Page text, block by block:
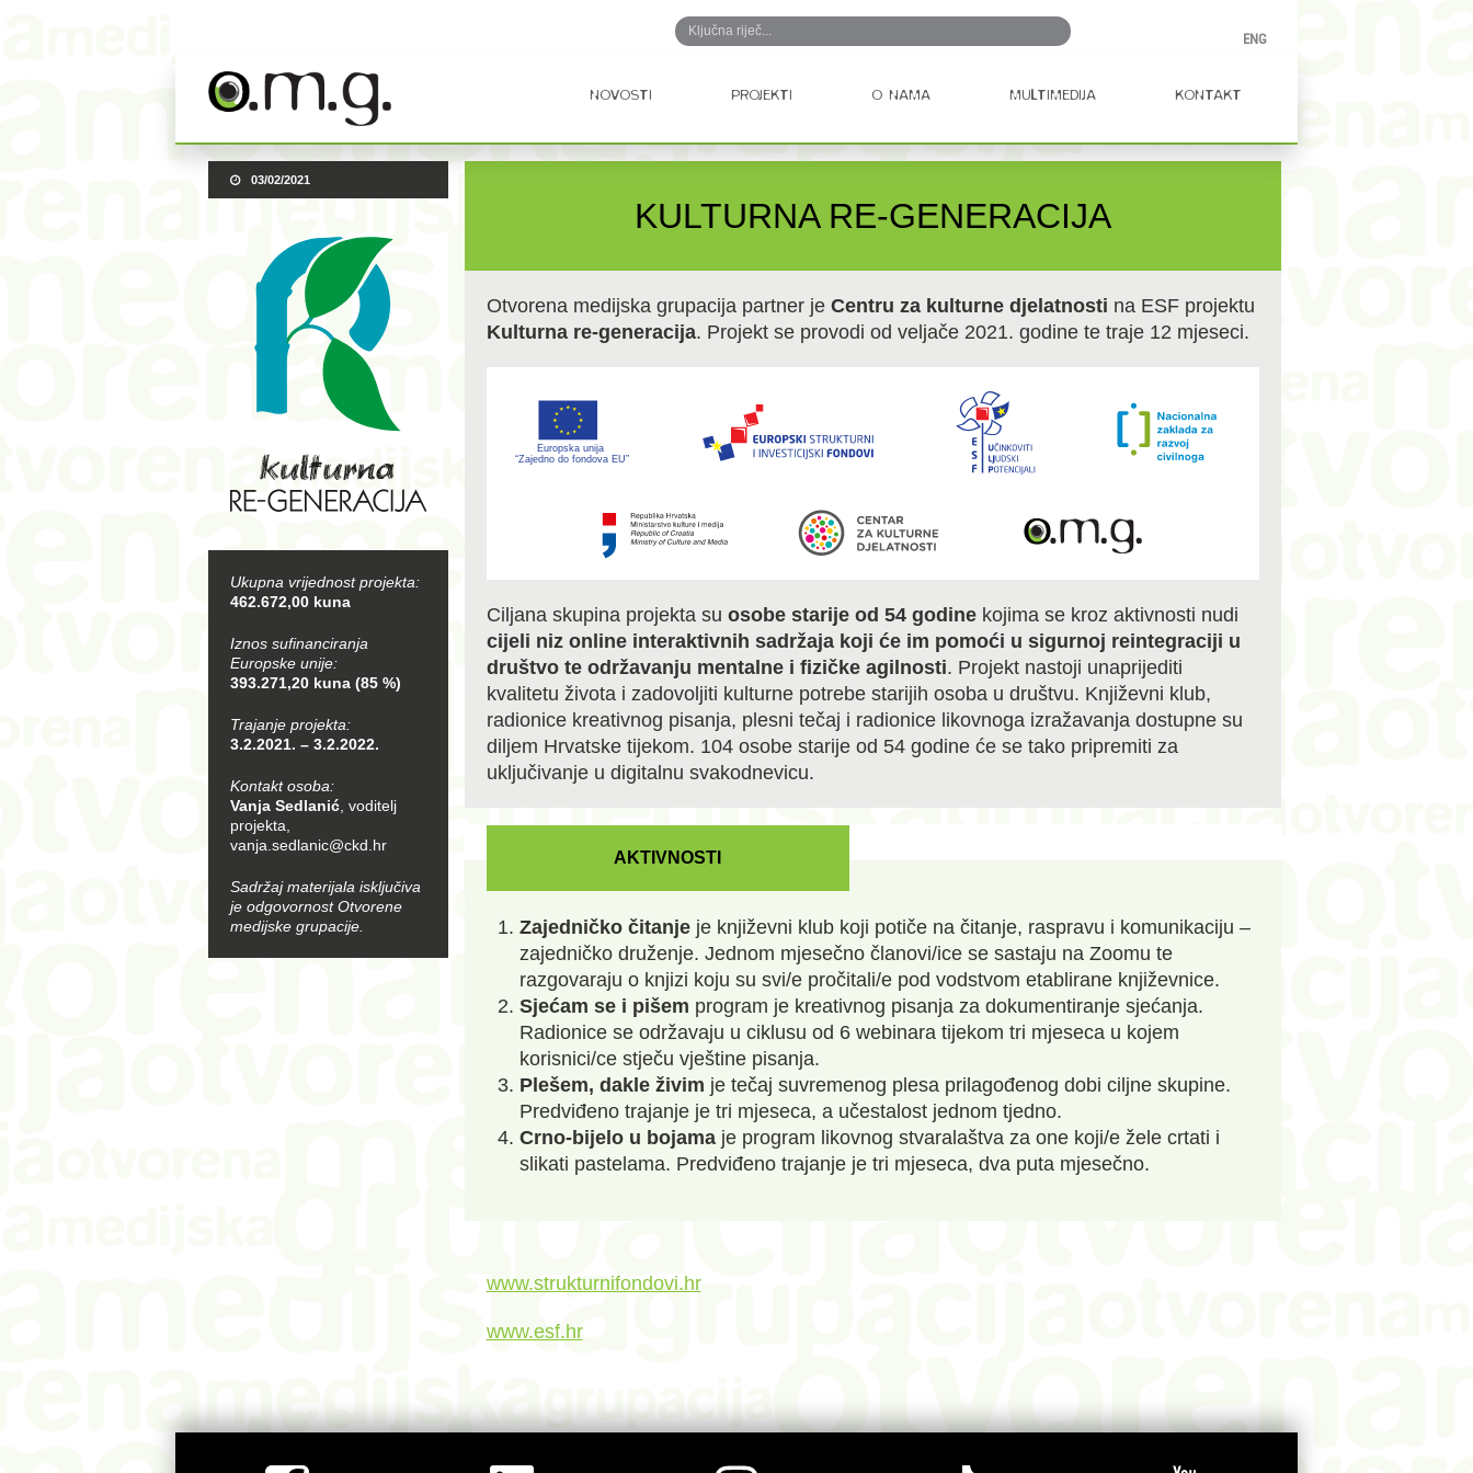
Ključna
ENG
NOVOSTI PROJEKTI O NAMA MULTIMEDIJA KONTAKT
03/02/2021
Ukupna vrijednost projekta:
462.672,00 kuna
Iznos sufinanciranja
Europske unije:
393.271,20 kuna (85 %)
Trajanje projekta:
3.2.2021. – 3.2.2022.
Kontakt osoba:
Vanja Sedlanić , voditelj
projekta,
vanja.sedlanic@ckd.hr
Sadržaj materijala isključiva
je odgovornost Otvorene
medijske grupacije.
KULTURNA RE-GENERACIJA
Otvorena medijska grupacija partner je Centru za kulturne djelatnosti na ESF projektu
Kulturna re-generacija. Projekt se provodi od veljače 2021. godine te traje 12 mjeseci.
Ciljana skupina projekta su osobe starije od 54 godinekojima se kroz aktivnosti nudi
cijeli niz online interaktivnih sadržaja koji će im pomoći u sigurnoj reintegraciji u
društvo te održavanju mentalne i fizičke agilnosti. Projekt nastoji unaprijediti
kvalitetu života i zadovoljiti kulturne potrebe starijih osoba u društvu. Književni klub,
radionice kreativnog pisanja, plesni tečaj i radionice likovnoga izražavanja dostupne su
diljem Hrvatske tijekom. 104 osobe starije od 54 godine će se tako pripremiti za
uključivanje u digitalnu svakodnevicu.
AKTIVNOSTI
Zajedničko čitanjeje književni klub koji potiče na čitanje, raspravu i komunikaciju –
zajedničko druženje. Jednom mjesečno članovi/ice se sastaju na Zoomu te
razgovaraju o knjizi koju su svi/e pročitali/e pod vodstvom etablirane književnice.
Sjećam se i pišem program je kreativnog pisanja za dokumentiranje sjećanja.
Radionice se održavaju u ciklusu od 6 webinara tijekom tri mjeseca u kojem
korisnici/ce stječu vještine pisanja.
Plešem, dakle živim je tečaj suvremenog plesa prilagođenog dobi ciljne skupine.
Predviđeno trajanje je tri mjeseca, a učestalost jednom tjedno.
Crno-bijelo u bojamaje program likovnog stvaralaštva za one koji/e žele crtati i
slikati pastelama. Predviđeno trajanje je tri mjeseca, dva puta mjesečno.
www.strukturnifondovi.hr
www.esf.hr